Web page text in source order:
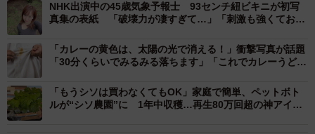
―Aさんの洗濯物トラブルの原因は何なのでしょうか？
おそらく紫外線による「日焼け（退色）」と「生地の脆化
（ぜいか：もろくなること）」です。夏の強い紫外線は、
衣類の染料の分子を破壊してしまうため、お気に入りの色
鮮やかな洋服があっという間に色あせてしまいます。
NHK出演中の45歳気象予報士 93センチ紐ビキニが初写
真集の表紙 「破壊力が凄すぎて…」「刺激も強くてお姿
「カレーの黄色は、太陽の光で消える！」衝撃写真が話題
「30分くらいでみるみる落ちます」「これでカレーうどん
「もうシソは買わなくてもOK」家庭で簡単、ペットボト
ルが“シソ農園”に 1年中収穫…再生80万回超の神アイデ